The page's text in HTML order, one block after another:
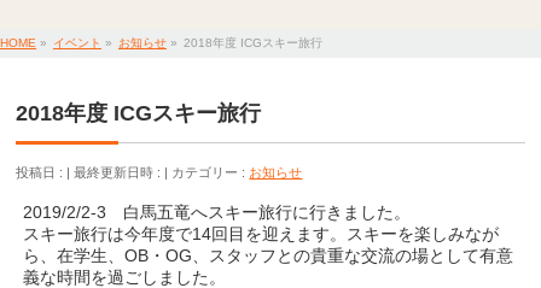
HOME » イベント » お知らせ » 2018年度 ICGスキー旅行
2018年度 ICGスキー旅行
投稿日 : 最終更新日時 : カテゴリー : お知らせ
2019/2/2-3 白馬五竜へスキー旅行に行きました。
スキー旅行は今年度で14回目を迎えます。スキーを楽しみなが
ら、在学生、OB・OG、スタッフとの貴重な交流の場として有意
義な時間を過ごしました。